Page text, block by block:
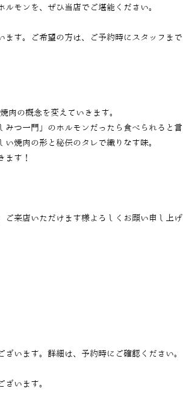
モンを、ぜひ当店でご堪能ください。
ます。ご希望の方は、ご予約時にスタッフまで
肉の概念を変えていきます。
つ一門」のホルモンだったら食べられると言
焼肉の形と秘伝のタレで織りなす味。
ます！
来店いただけます様よろしくお願い申し上げ
います。詳細は、予約時にご確認ください。
います。